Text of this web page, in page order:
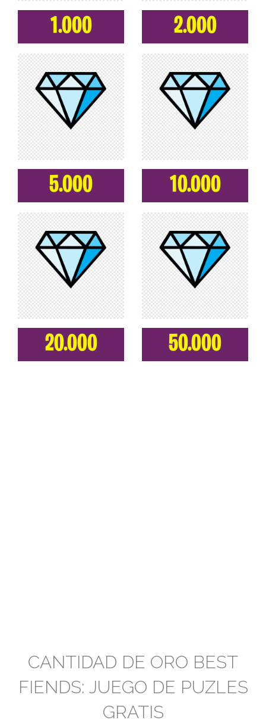
1.000 2.000
5.000 10.000
20.000 50.000
CANTIDAD DE ORO BEST
FIENDS: JUEGO DE PUZLES
GRATIS